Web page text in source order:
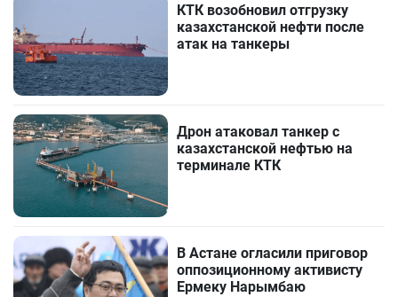
КТК возобновил отгрузку
казахстанской нефти после
атак на танкеры
Дрон атаковал танкер с
казахстанской нефтью на
терминале КТК
В Астане огласили приговор
оппозиционному активисту
Ермеку Нарымбаю